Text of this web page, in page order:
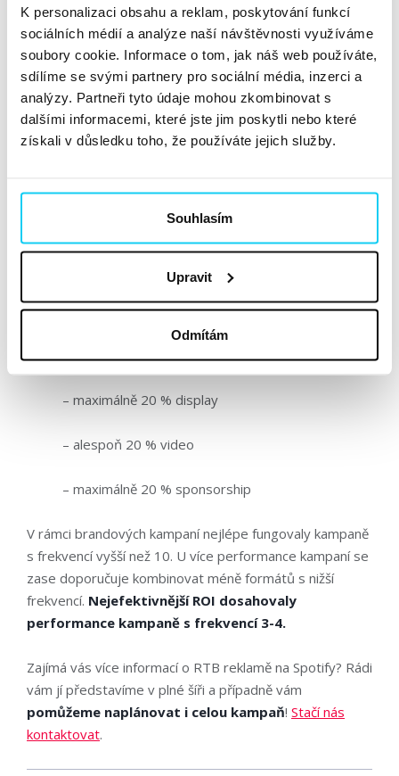
K personalizaci obsahu a reklam, poskytování funkcí
sociálních médií a analýze naší návštěvnosti využíváme
soubory cookie. Informace o tom, jak náš web používáte,
sdílíme se svými partnery pro sociální média, inzerci a
analýzy. Partneři tyto údaje mohou zkombinovat s
dalšími informacemi, které jste jim poskytli nebo které
získali v důsledku toho, že používáte jejich služby.
Souhlasím
Upravit
Odmítám
Věkové rozdělení uživatelů na Spotify v ČR 2023
Správný mix na Spotify
Obecně platí, čím více formátů, tím lepší brand outcome.
V Spotify každý rok analyzují kampaně z předešlého
roku, abyidentifikovaly ideální channel mix.
výsledky pro brandové kampaně od Q1
2018 do Q1 2023dosáhly značky, které obsahovaly:
– alespoň 70 % audio
– maximálně 20 % display
– alespoň 20 % video
– maximálně 20 % sponsorship
V rámci brandových kampaní nejlépe fungovaly kampaně
s frekvencí vyšší než 10. U více performance kampaní se
zase doporučuje kombinovat méně formátů s nižší
frekvencí. Nejefektivnější ROI dosahovaly
performance kampaně s frekvencí 3-4.
Zajímá vás více informací o RTB reklamě na Spotify? Rádi
vám jí představíme v plné šíři a případně vám
pomůžeme naplánovat i celou kampaň! Stačí nás
kontaktovat.